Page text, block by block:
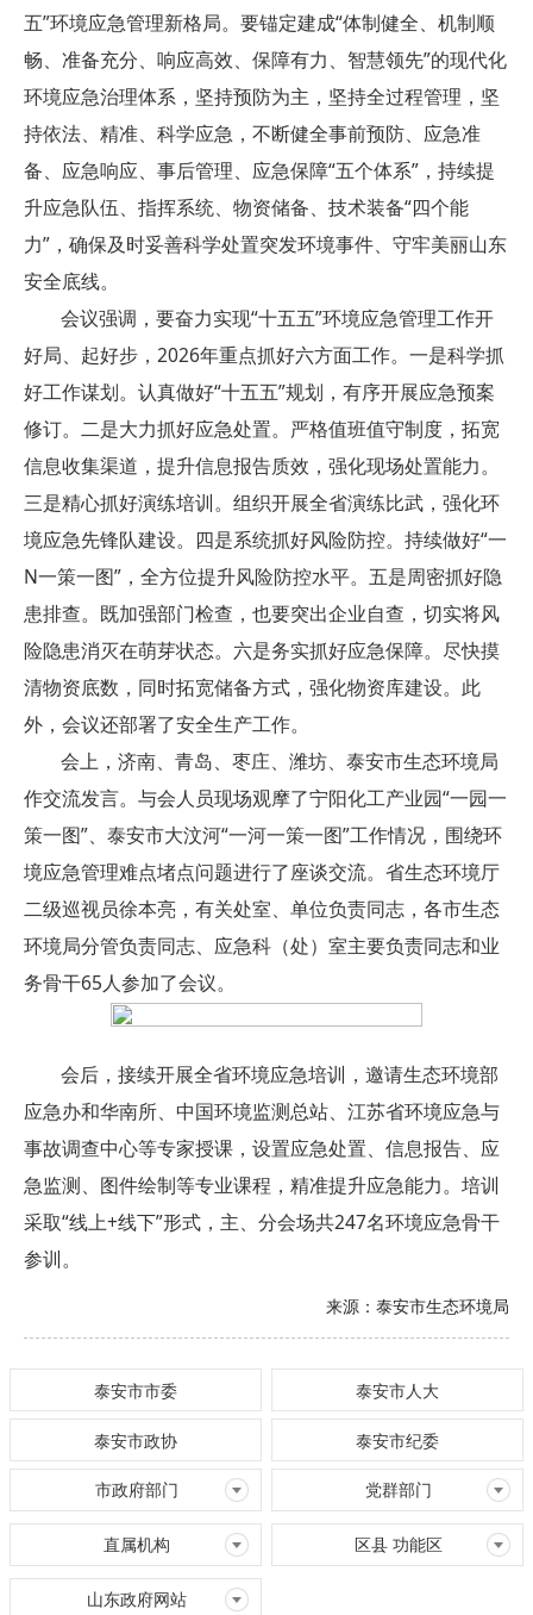
五”环境应急管理新格局。要锚定建成“体制健全、机制顺
畅、准备充分、响应高效、保障有力、智慧领先”的现代化
环境应急治理体系，坚持预防为主，坚持全过程管理，坚
持依法、精准、科学应急，不断健全事前预防、应急准
备、应急响应、事后管理、应急保障“五个体系”，持续提
升应急队伍、指挥系统、物资储备、技术装备“四个能
力”，确保及时妥善科学处置突发环境事件、守牢美丽山东
安全底线。
会议强调，要奋力实现“十五五”环境应急管理工作开
好局、起好步，2026年重点抓好六方面工作。一是科学抓
好工作谋划。认真做好“十五五”规划，有序开展应急预案
修订。二是大力抓好应急处置。严格值班值守制度，拓宽
信息收集渠道，提升信息报告质效，强化现场处置能力。
三是精心抓好演练培训。组织开展全省演练比武，强化环
境应急先锋队建设。四是系统抓好风险防控。持续做好“一
N一策一图”，全方位提升风险防控水平。五是周密抓好隐
患排查。既加强部门检查，也要突出企业自查，切实将风
险隐患消灭在萌芽状态。六是务实抓好应急保障。尽快摸
清物资底数，同时拓宽储备方式，强化物资库建设。此
外，会议还部署了安全生产工作。
会上，济南、青岛、枣庄、潍坊、泰安市生态环境局
作交流发言。与会人员现场观摩了宁阳化工产业园“一园一
策一图”、泰安市大汶河“一河一策一图”工作情况，围绕环
境应急管理难点堵点问题进行了座谈交流。省生态环境厅
二级巡视员徐本亮，有关处室、单位负责同志，各市生态
环境局分管负责同志、应急科（处）室主要负责同志和业
务骨干65人参加了会议。
会后，接续开展全省环境应急培训，邀请生态环境部
应急办和华南所、中国环境监测总站、江苏省环境应急与
事故调查中心等专家授课，设置应急处置、信息报告、应
急监测、图件绘制等专业课程，精准提升应急能力。培训
采取“线上+线下”形式，主、分会场共247名环境应急骨干
参训。
来源： 泰安市生态环境局
泰安市市委 泰安市人大
泰安市政协 泰安市纪委
市政府部门 党群部门
直属机构 区县 功能区
山东政府网站